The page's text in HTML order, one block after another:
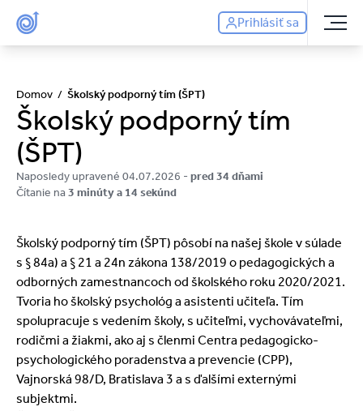
Prihlásiť sa
Domov / Školský podporný tím (ŠPT)
Školský podporný tím
(ŠPT)
Naposledy upravené 04.07.2026 - pred 34 dňami
Čítanie na 3 minúty a 14 sekúnd
Školský podporný tím (ŠPT) pôsobí na našej škole v súlade
s § 84a) a § 21 a 24n zákona 138/2019 o pedagogických a
odborných zamestnancoch od školského roku 2020/2021.
Tvoria ho školský psychológ a asistenti učiteľa. Tím
spolupracuje s vedením školy, s učiteľmi, vychovávateľmi,
rodičmi a žiakmi, ako aj s členmi Centra pedagogicko-
psychologického poradenstva a prevencie (CPP),
Vajnorská 98/D, Bratislava 3 a s ďalšími externými
subjektmi.